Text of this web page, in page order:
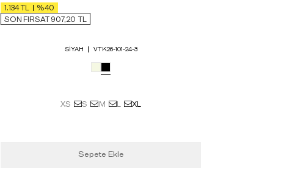
1.134 TL
%40
SON FIRSAT 907,20 TL
SIYAH VTK26-101-24-3
XS S M L XL
Sepete Ekle